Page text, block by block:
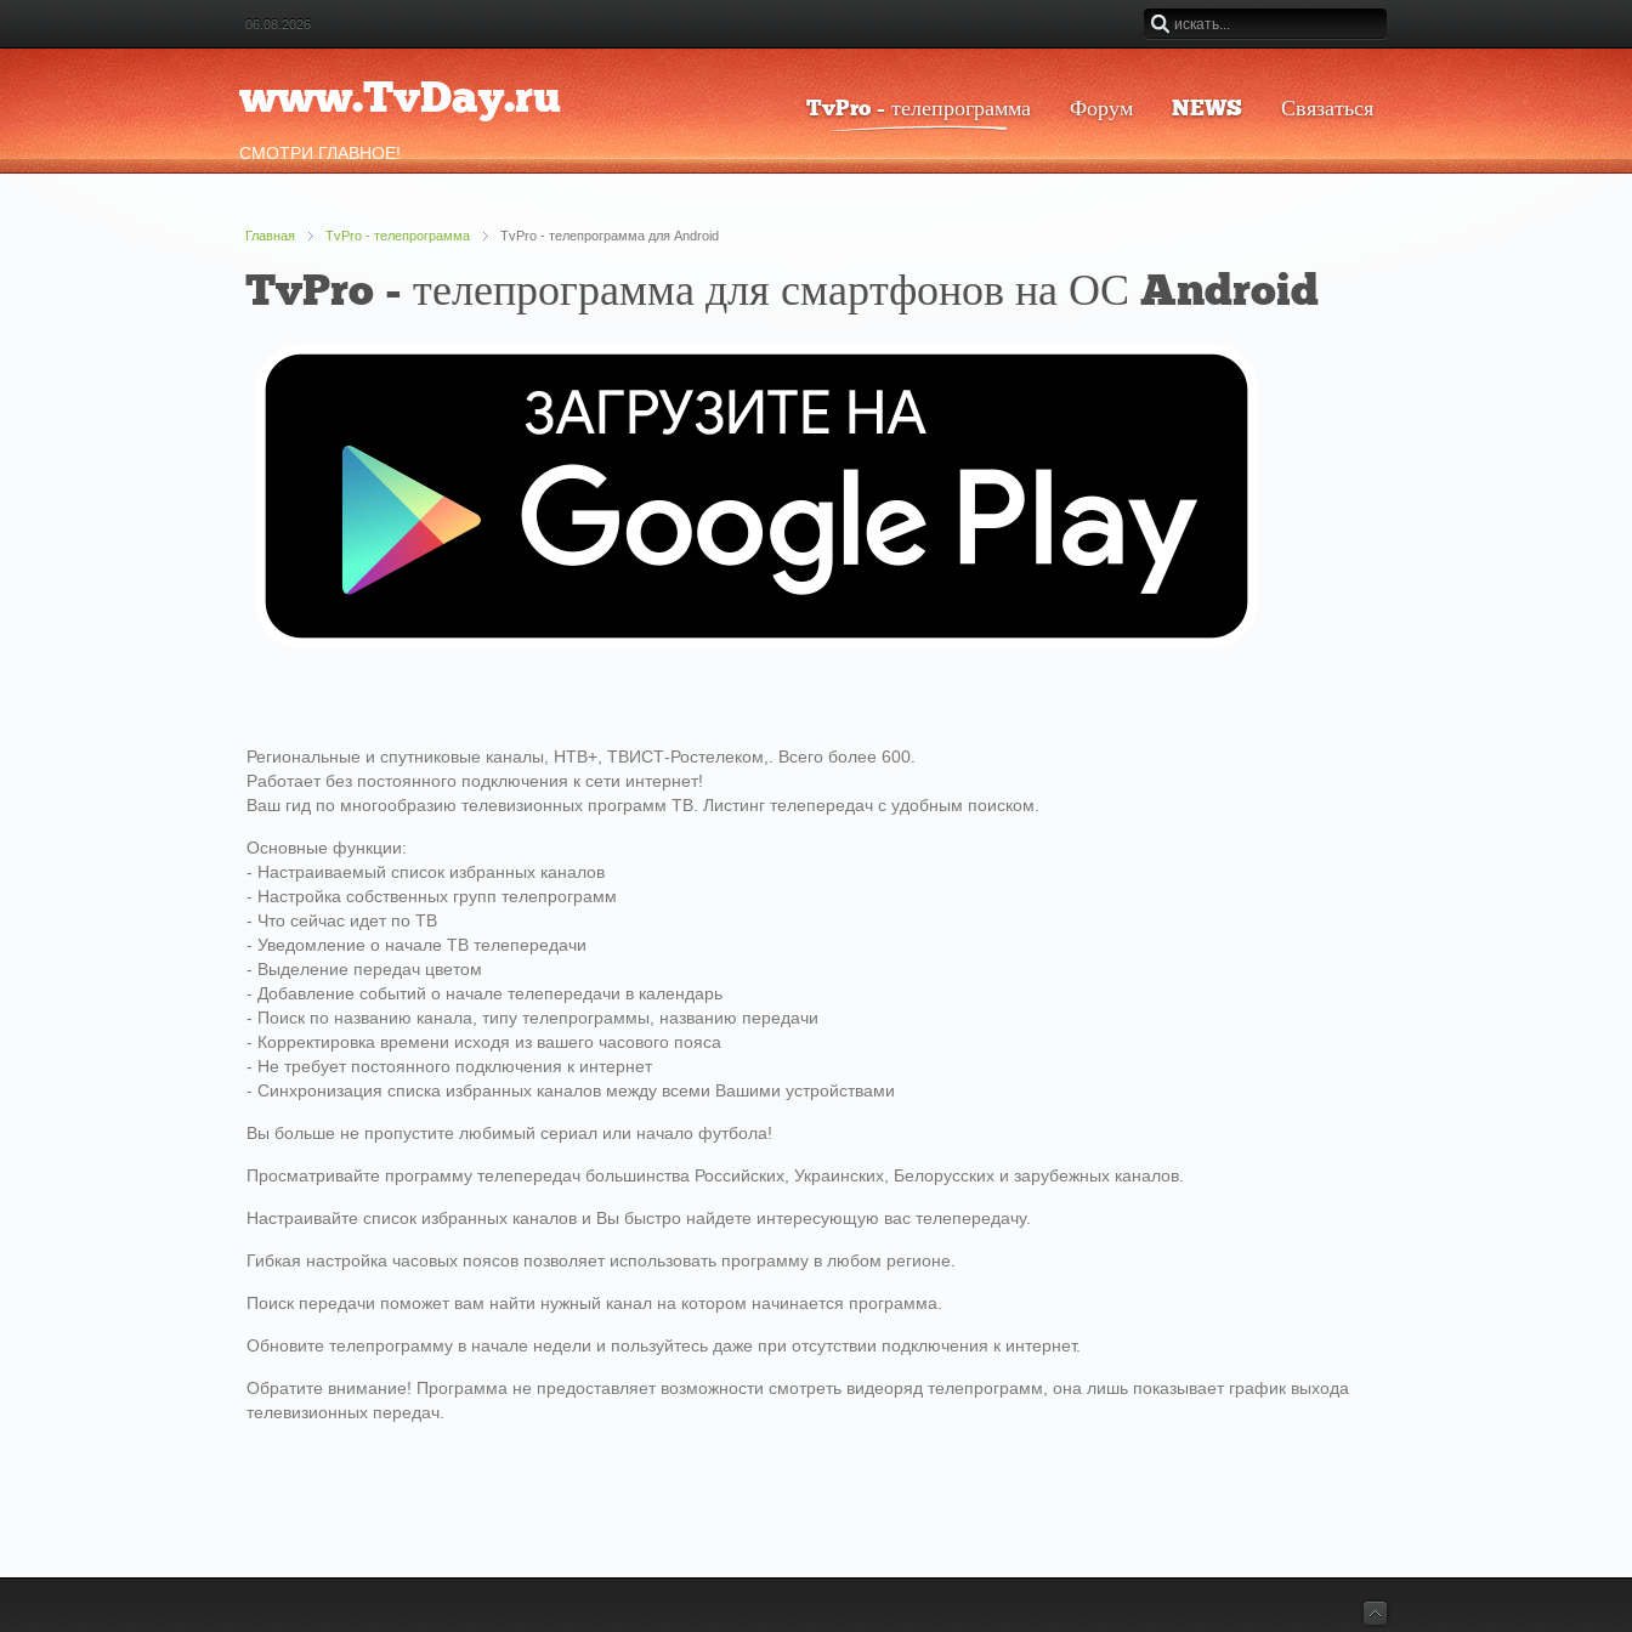
06.08.2026
www.TvDay.ru
СМОТРИ ГЛАВНОЕ!
TvPro - телепрограмма Форум NEWS Связаться
Главная TvPro - телепрограмма TvPro - телепрограмма для Android
TvPro - телепрограмма для смартфонов на ОС Android
Региональные и спутниковые каналы, НТВ+, ТВИСТ-Ростелеком,. Всего более 600.
Работает без постоянного подключения к сети интернет!
Ваш гид по многообразию телевизионных программ ТВ. Листинг телепередач с удобным поиском.
Основные функции:
- Настраиваемый список избранных каналов
- Настройка собственных групп телепрограмм
- Что сейчас идет по ТВ
- Уведомление о начале ТВ телепередачи
- Выделение передач цветом
- Добавление событий о начале телепередачи в календарь
- Поиск по названию канала, типу телепрограммы, названию передачи
- Корректировка времени исходя из вашего часового пояса
- Не требует постоянного подключения к интернет
- Синхронизация списка избранных каналов между всеми Вашими устройствами
Вы больше не пропустите любимый сериал или начало футбола!
Просматривайте программу телепередач большинства Российских, Украинских, Белорусских и зарубежных каналов.
Настраивайте список избранных каналов и Вы быстро найдете интересующую вас телепередачу.
Гибкая настройка часовых поясов позволяет использовать программу в любом регионе.
Поиск передачи поможет вам найти нужный канал на котором начинается программа.
Обновите телепрограмму в начале недели и пользуйтесь даже при отсутствии подключения к интернет.
Обратите внимание! Программа не предоставляет возможности смотреть видеоряд телепрограмм, она лишь показывает график выхода
телевизионных передач.